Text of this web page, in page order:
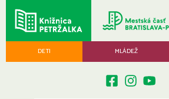
DETI MLÁDEŽ